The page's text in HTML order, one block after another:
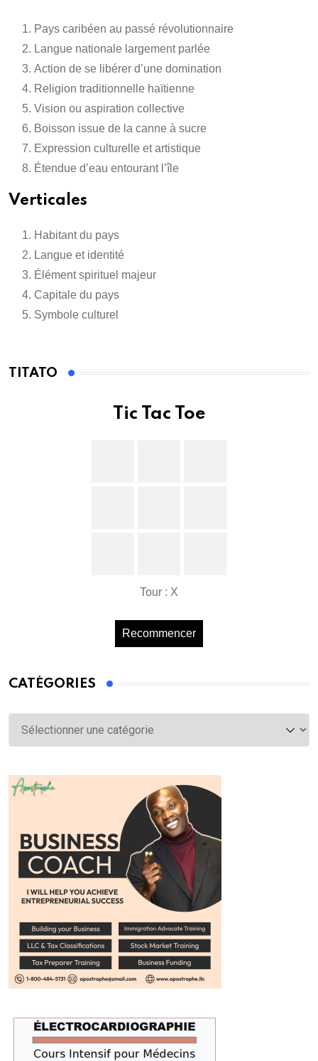
Pays caribéen au passé révolutionnaire
Langue nationale largement parlée
Action de se libérer d’une domination
Religion traditionnelle haïtienne
Vision ou aspiration collective
Boisson issue de la canne à sucre
Expression culturelle et artistique
Étendue d’eau entourant l’île
Verticales
Habitant du pays
Langue et identité
Élément spirituel majeur
Capitale du pays
Symbole culturel
TITATO
Tic Tac Toe
Tour : X
Recommencer
CATÉGORIES
Catégories